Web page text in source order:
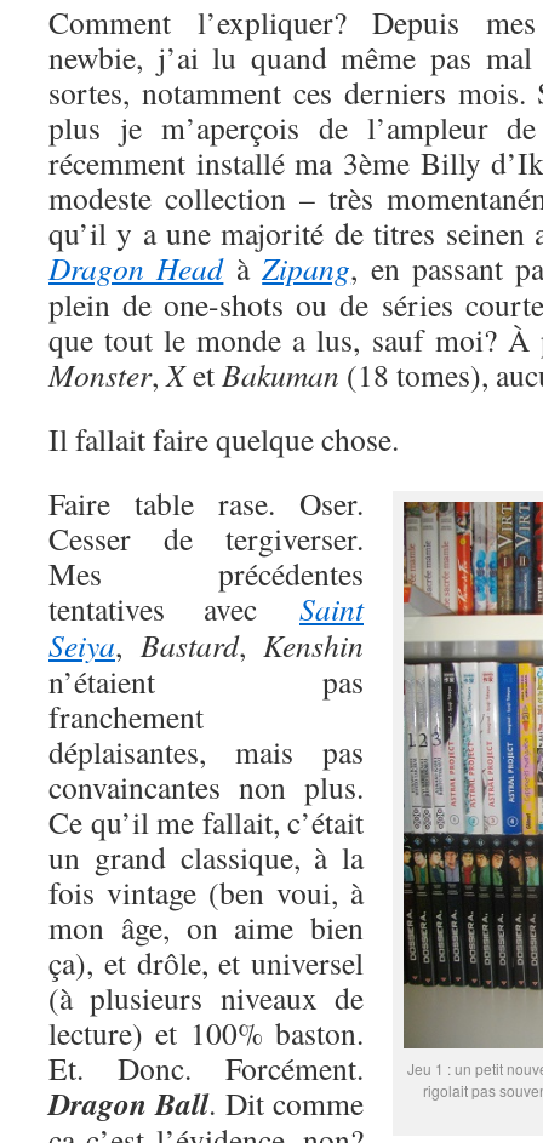
Comment l’expliquer? Depuis
newbie, j’ai lu quand même pas
sortes, notamment ces derniers
plus je m’aperçois de l’ampleur
récemment installé ma 3ème Billy
modeste collection – très
qu’il y a une majorité de titres seinen
Dragon HeadàZipang, en passant
plein de one-shots ou de séries
que tout le monde a lus, sauf moi?
Monster,XetBakuman (18 tomes),
Il fallait faire quelque chose.
Jeu 1 : un petit
rigolait pas
Faire table rase. Oser.
Cesser de tergiverser.
Mes précédentes
tentatives avec Saint
Seiya, Bastard, Kenshin
n’étaient pas
franchement
déplaisantes, mais pas
convaincantes non plus.
Ce qu’il me fallait, c’était
un grand classique, à la
fois vintage (ben voui, à
mon âge, on aime bien
ça), et drôle, et universel
(à plusieurs niveaux de
lecture) et 100% baston.
Et. Donc. Forcément.
Dragon Ball. Dit comme